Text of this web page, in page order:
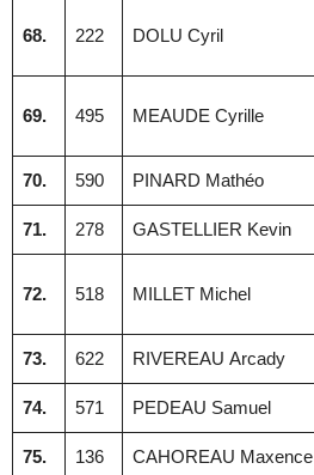
68. 222 DOLU Cyril
69. 495 MEAUDE Cyrille
70. 590 PINARD Mathéo
71. 278 GASTELLIER Kevin
72. 518 MILLET Michel
73. 622 RIVEREAU Arcady
74. 571 PEDEAU Samuel
75. 136 CAHOREAU Maxence